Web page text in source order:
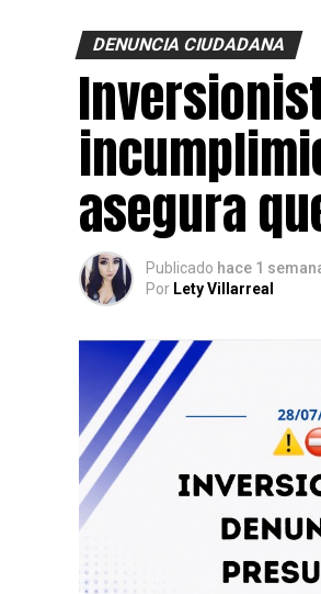
DENUNCIA CIUDADANA
asegura
Publicado hace 1
Por Lety Villarreal